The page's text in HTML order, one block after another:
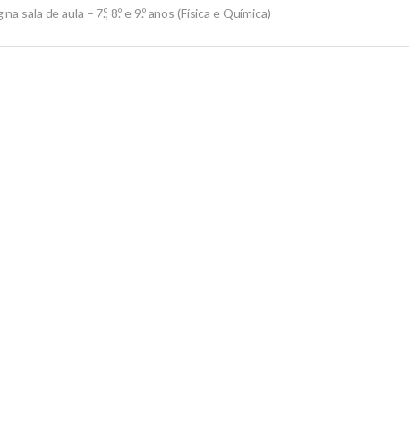
de aula – 7.º, 8.º e 9.º anos (Física e Química)